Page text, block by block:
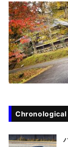
Chronological